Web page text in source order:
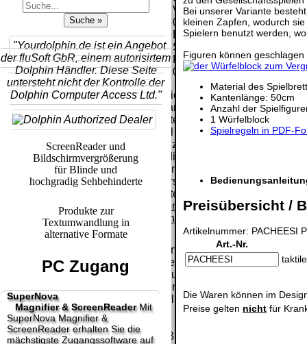
Bei unserer Variante
kleinen Zapfen, wodurch
Spielern benutzt werden,
Figuren können
Material des
Kantenlänge: 50cm
Anzahl der
1 Würfelblock
Spielregeln in PDF-
Preisübersicht /
Artikelnummer: PACHEESI
Art.-Nr.
Die Waren können im
Preise gelten nicht für
"Yourdolphin.de ist ein Angebot
der fluSoft GbR, einem autorisirtem
Dolphin Händler. Diese Seite
untersteht nicht der Kontrolle der
Dolphin Computer Access Ltd."
ScreenReader und
Bildschirmvergrößerung
für Blinde und
hochgradig Sehbehinderte
Produkte zur
Textumwandlung in
alternative Formate
PC Zugang
SuperNova
Magnifier & ScreenReaderMit
SuperNova Magnifier &
ScreenReader erhalten Sie die
mächstigste Zugangssoftware auf
Code:
Schweiz)
Vorkasse:
20.00 €
EU (inkl.
Schweiz)
PayPal: 20.00
€
Der Versand erfolgt
als versichertes
Selbstabholung
vom Büro oder
von
0.00 €
Vorkasse:
0.00 €
EU (inkl.
Schweiz)
PayPal:
0.00 €
Bei dieser
Versandart
erhalten Sie per
Email z.B. einen
Lizenzschlüssel
und die
Rechnung /
Lieferschein. Sie
erhalten also
keinen
Datenträger
Die in diesem Dokument genannten
Warenzeichen sind Eigentum der jeweiligen
Firmen. Preisänderungen, Irrtümer und
technische Änderungen vorbehalten.
letzte Änderung: 20. Januar 2025 fluSoft
Spezial Computer Technik,
Mit einem Urteil vom 12.05.1998 - 312 O 85/98 -
2026
[] [ ]